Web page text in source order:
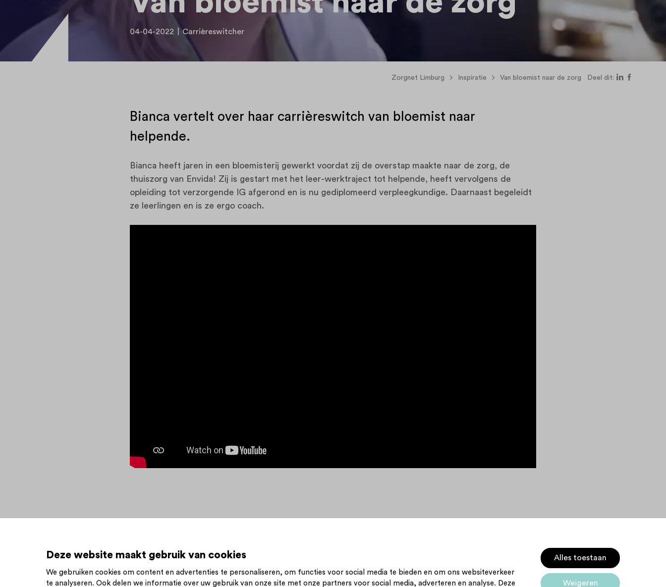
Deze website maakt gebruik van cookies
We gebruiken cookies om content en advertenties te personaliseren, om functies voor social media te bieden en om ons websiteverkeer
te analyseren. Ook delen we informatie over uw gebruik van onze site met onze partners voor social media, adverteren en analyse. Deze
Alles toestaan
Weigeren
04-04-2022 Carrièreswitcher
Zorgnet Limburg Inspiratie Van bloemist naar de zorg Deel dit:
Bianca vertelt over haar carrièreswitch van bloemist naar
helpende.
Bianca heeft jaren in een bloemisterij gewerkt voordat zij de overstap maakte naar de zorg, de
thuiszorg van Envida! Zij is gestart met het leer-werktraject tot helpende, heeft vervolgens de
opleiding tot verzorgende IG afgerond en is nu gediplomeerd verpleegkundige. Daarnaast begeleidt
ze leerlingen en is ze ergo coach.